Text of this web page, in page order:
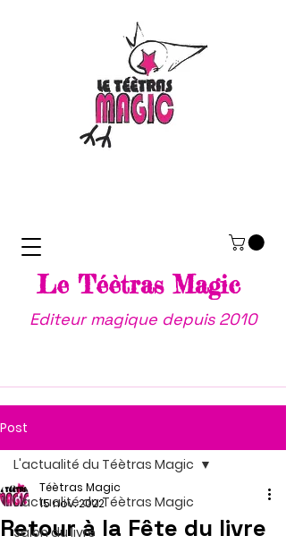
Le Téètras Magic
Editeur magique depuis 2010
Post
L'actualité du Téètras Magic
Salon du livre
L'actualité du Téètras Magic
Retour à la Fête du livre
Téètras Magic
15 nov. 2022